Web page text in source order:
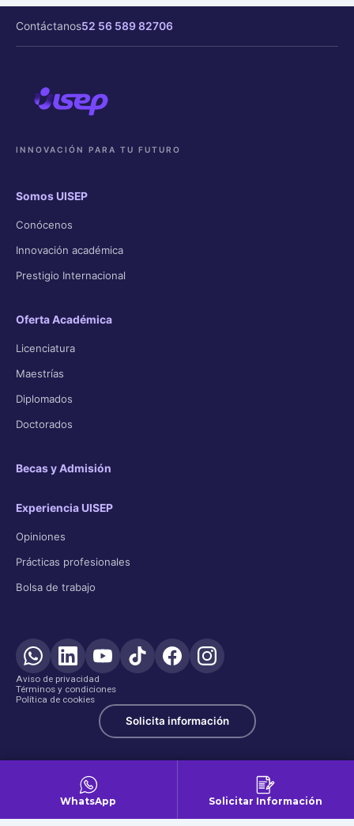
Contáctanos52 56 589 82706
INNOVACIÓN PARA TU FUTURO
Somos UISEP
Conócenos
Innovación académica
Prestigio Internacional
Oferta Académica
Licenciatura
Maestrías
Diplomados
Doctorados
Becas y Admisión
Experiencia UISEP
Opiniones
Prácticas profesionales
Bolsa de trabajo
Aviso de privacidad
Términos y condiciones
Política de cookies
Solicita información
WhatsApp Solicitar Información